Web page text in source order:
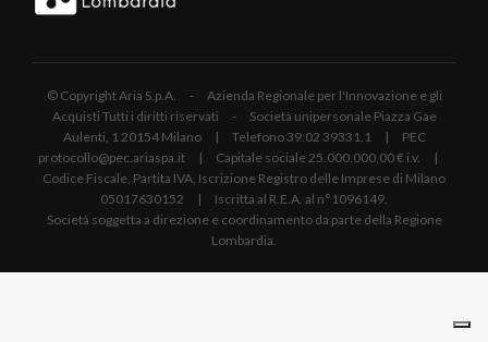
© Copyright Aria S.p.A. - Azienda Regionale per l'Innovazione e gli
Acquisti Tutti i diritti riservati - Società unipersonale Piazza Gae
Aulenti, 1 20154 Milano | Telefono 39.02 39331.1 | PEC
protocollo@pec.ariaspa.it | Capitale sociale 25.000.000,00 € i.v. |
Codice Fiscale, Partita IVA, Iscrizione Registro delle Imprese di Milano
05017630152 | Iscritta al R.E.A. al n°1096149.
Società soggetta a direzione e coordinamento da parte della Regione
Lombardia.